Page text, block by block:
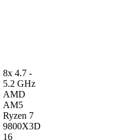
8x 4.7 -
5.2 GHz
AMD
AM5
Ryzen 7
9800X3D
16